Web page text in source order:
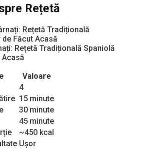
Rețetă
Rețetă Tradițională Spaniolă
Acasă
Valoare
4
15 minute
30 minute
45 minute
~450 kcal
Ușor